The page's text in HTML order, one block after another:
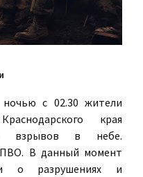
с 02.30 жители
края
взрывов в небе.
ПВО. В данный момент
о разрушениях и